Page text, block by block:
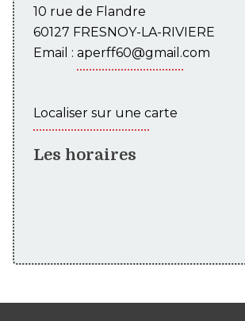
10 rue de Flandre
60127 FRESNOY-LA-RIVIERE
Email : aperff60@gmail.com
Localiser sur une carte
Les horaires